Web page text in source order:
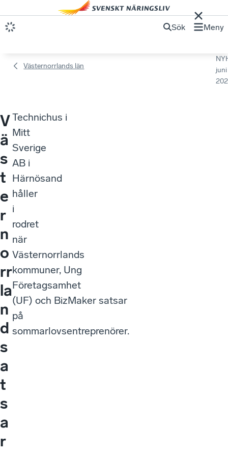
Sök Meny
Västernorrlands län
juni
V
ä
s
t
e
r
n
o
rr
la
n
d
s
a
t
s
a
r
Technichus i
Mitt
Sverige
AB i
Härnösand
håller
i
rodret
när
Västernorrlands
kommuner, Ung
Företagsamhet
(UF) och BizMaker satsar
på
sommarlovsentreprenörer.